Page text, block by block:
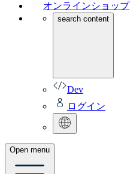
オンラインショップ
search content
Dev
ログイン
Open menu